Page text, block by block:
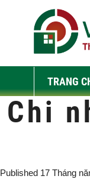
TRANG
Chi
Published 17 Tháng